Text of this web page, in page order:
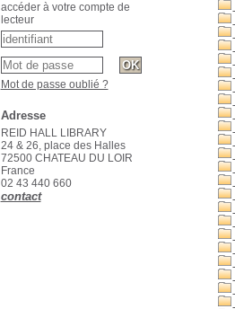
accéder à votre compte de
lecteur
Mot de passe oublié ?
Adresse
REID HALL LIBRARY
24 & 26, place des Halles
72500 CHATEAU DU LOIR
France
02 43 440 660
contact